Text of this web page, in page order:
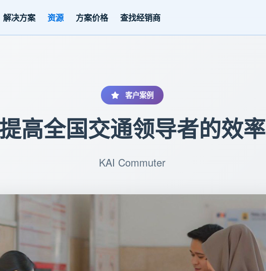
解决方案 资源 方案价格 查找经销商
客户案例
提高全国交通领导者的效率
KAI Commuter